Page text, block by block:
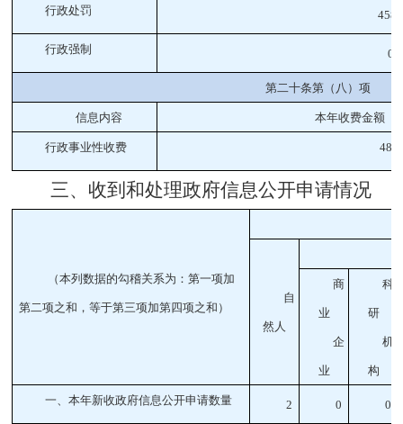
行政处罚 4588
行政强制 0
第二十条第（八）项
信息内容 本年收费金额（
行政事业性收费 48
三、收到和处理政府信息公开申请情况
（本列数据的勾稽关系为：第一项加
第二项之和，等于第三项加第四项之和）
自
然人
商
业
企
业
科
研
机
构
一、本年新收政府信息公开申请数量 2 0 0